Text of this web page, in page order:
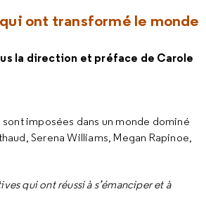
ont transformé le monde
la direction et préface de Carole
imposées dans un monde dominé
Serena Williams, Megan Rapinoe,
qui ont réussi à s’émanciper et à